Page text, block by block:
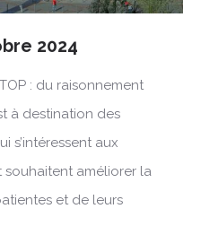
2024
: du raisonnement
à destination des
s’intéressent aux
souhaitent améliorer la
et de leurs